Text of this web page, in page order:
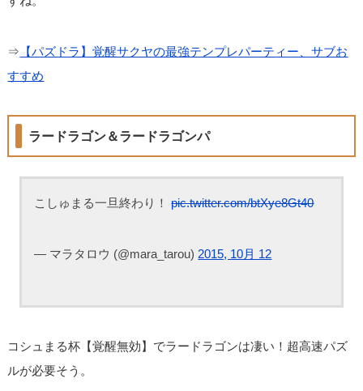
⇒ 【パズドラ】覚醒サクヤの最強テンプレパーティー、サブお
すすめ
ラードラゴン＆ラードラゴンパ
こしゅまる一旦終わり！pic.twitter.com/btXye8Gt40
— マラタロウ (@mara_tarou) 2015, 10月 12
コシュまる杯【覚醒無効】でラードラゴンは凄い！超高速パズ
ルが必要そう。